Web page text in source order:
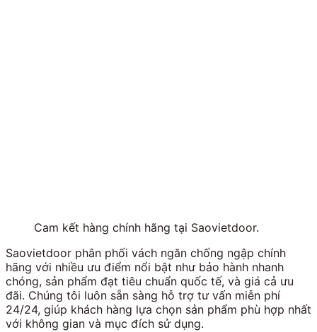
Cam kết hàng chính hãng tại Saovietdoor.
Saovietdoor phân phối vách ngăn chống ngập chính
hãng với nhiều ưu điểm nổi bật như bảo hành nhanh
chóng, sản phẩm đạt tiêu chuẩn quốc tế, và giá cả ưu
đãi. Chúng tôi luôn sẵn sàng hỗ trợ tư vấn miễn phí
24/24, giúp khách hàng lựa chọn sản phẩm phù hợp nhất
với không gian và mục đích sử dụng.